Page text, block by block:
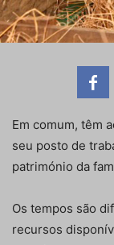
Em comum, têm
seu posto de
património da
Os tempos são
recursos